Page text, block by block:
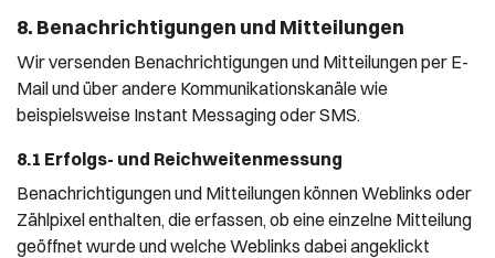
8. Benachrichtigungen und Mitteilungen
Wir versenden Benachrichtigungen und Mitteilungen per E-
Mail und über andere Kommunikationskanäle wie
beispielsweise Instant Messaging oder SMS.
8.1 Erfolgs- und Reichweitenmessung
Benachrichtigungen und Mitteilungen können Weblinks oder
Zählpixel enthalten, die erfassen, ob eine einzelne Mitteilung
geöffnet wurde und welche Weblinks dabei angeklickt